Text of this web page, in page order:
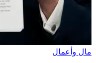
مال وأعمال